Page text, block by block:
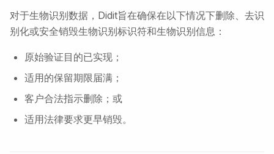
对于生物识别数据，Didit旨在确保在以下情况下删除、去识
别化或安全销毁生物识别标识符和生物识别信息：
原始验证目的已实现；
适用的保留期限届满；
客户合法指示删除；或
适用法律要求更早销毁。